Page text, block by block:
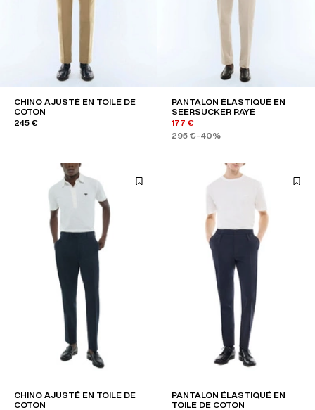
CHINO AJUSTÉ EN TOILE DE
COTON
245 €
PANTALON ÉLASTIQUÉ EN
SEERSUCKER RAYÉ
177 €
295 €-40%
CHINO AJUSTÉ EN TOILE DE
COTON
PANTALON ÉLASTIQUÉ EN
TOILE DE COTON